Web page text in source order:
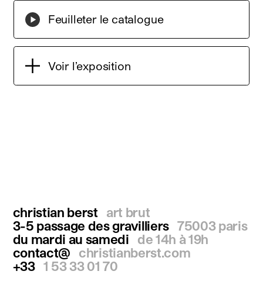
Feuilleter le catalogue
Voir l’exposition
christian berst
art brut
3-5 passage des gravilliers 75003 paris
du mardi au samedi
de 14h à 19h
contact@
christianberst.com
+33 1 53 33 01 70